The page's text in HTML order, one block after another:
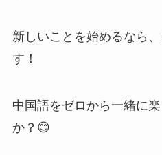
新しいことを始めるなら
す！
中国語をゼロから一緒に
か？😊